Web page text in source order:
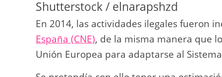
Shutterstock / elnarapshzd
En 2014, las actividades ilegales fueron
España (CNE), de la misma manera que
Unión Europea para adaptarse al